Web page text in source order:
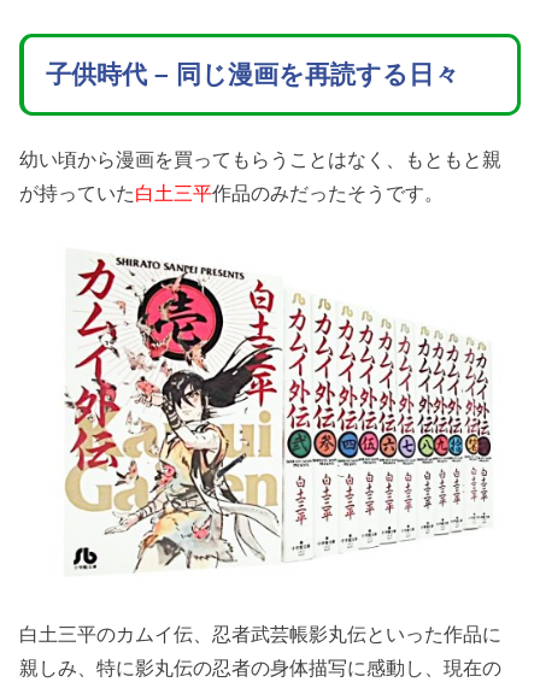
子供時代 – 同じ漫画を再読する日々
幼い頃から漫画を買ってもらうことはなく、もともと親
が持っていた白土三平作品のみだったそうです。
白土三平のカムイ伝、忍者武芸帳影丸伝といった作品に
親しみ、特に影丸伝の忍者の身体描写に感動し、現在の